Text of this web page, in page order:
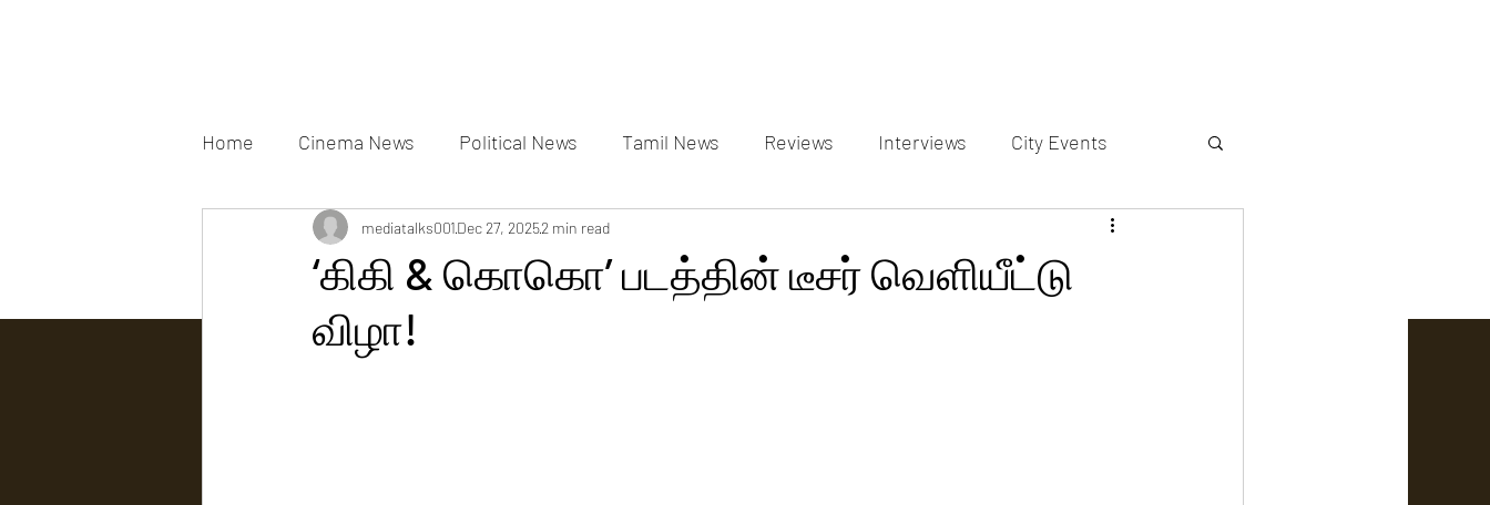
Home Cinema News Political News Tamil News Reviews Interviews City Events
Movies Gallery Actress Gallery Events Gallery actors gallery
‘கிகி & கொகொ’ படத்தின் டீசர் வெளியீட்டு
விழா!
mediatalks001Dec 27, 20252 min read